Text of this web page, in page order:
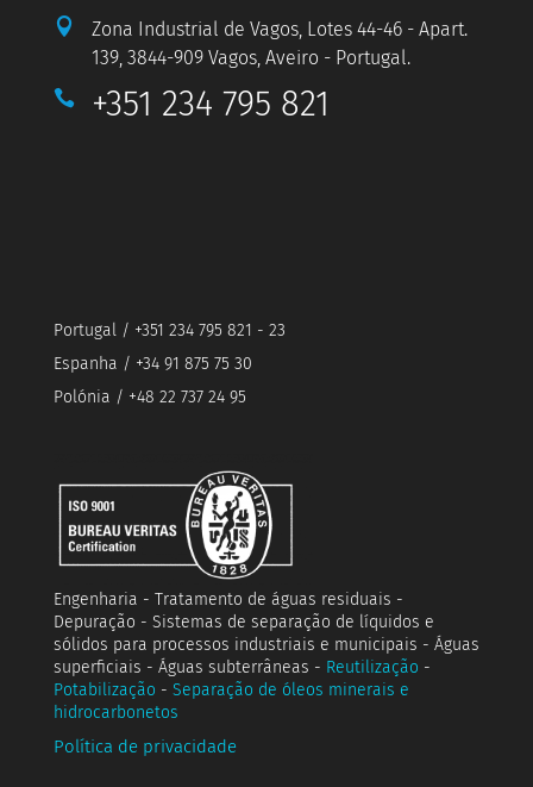

Zona Industrial de Vagos, Lotes 44-46 - Apart.
139, 3844-909 Vagos, Aveiro - Portugal.
 +351 234 795 821
Portugal / +351 234 795 821 - 23
Espanha / +34 91 875 75 30
Polónia / +48 22 737 24 95
Engenharia - Tratamento de águas residuais -
Depuração - Sistemas de separação de líquidos e
sólidos para processos industriais e municipais - Águas
superficiais - Águas subterrâneas - Reutilização -
Potabilização - Separação de óleos minerais e
hidrocarbonetos
Política de privacidade